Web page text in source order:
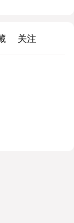
关注